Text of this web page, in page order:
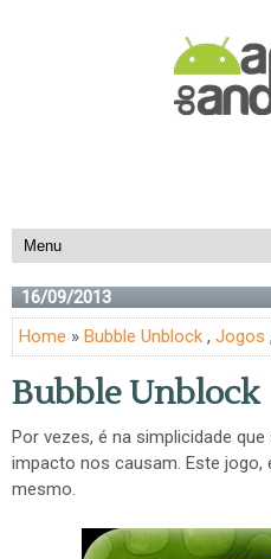
16/09/2013
Home » Bubble Unblock , Jogos ,
Bubble Unblock
Por vezes, é na simplicidade
impacto nos causam. Este jogo,
mesmo.